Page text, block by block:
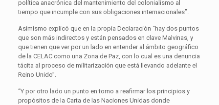
política anacrónica del mantenimiento del colonialismo al
tiempo que incumple con sus obligaciones internacionales”.
Asimismo explicó que en la propia Declaración “hay dos puntos
que son más indirectos y están pensados en clave Malvinas, y
que tienen que ver por un lado en entender al ámbito geográfico
de la CELAC como una Zona de Paz, con lo cual es una denuncia
tácita al proceso de militarización que está llevando adelante el
Reino Unido”.
“Y por otro lado un punto en torno a reafirmar los principios y
propósitos de la Carta de las Naciones Unidas donde